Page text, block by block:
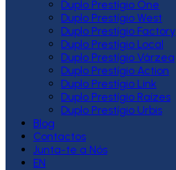
Duplo Prestígio One
Duplo Prestígio West
Duplo Prestígio Factory
Duplo Prestígio Local
Duplo Prestígio Várzea
Duplo Prestígio Action
Duplo Prestígio Link
Duplo Prestígio Raízes
Duplo Prestígio Urbis
Blog
Contactos
Junta-te a Nós
EN